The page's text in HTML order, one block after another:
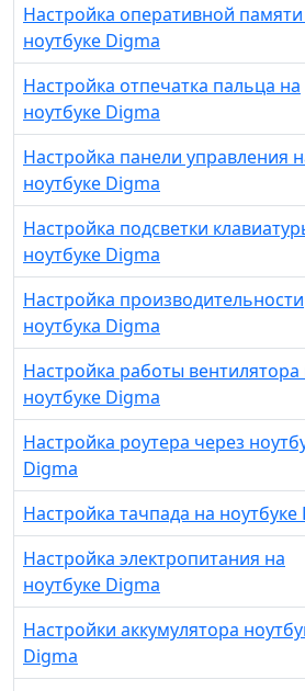
Настройка оперативной
ноутбуке Digma
Настройка отпечатка пальца на
ноутбуке Digma
Настройка панели управления
ноутбуке Digma
Настройка подсветки
ноутбуке Digma
Настройка производительности
ноутбука Digma
Настройка работы вентилятора
ноутбуке Digma
Настройка роутера через
Digma
Настройка тачпада на ноутбуке
Настройка электропитания на
ноутбуке Digma
Настройки аккумулятора
Digma